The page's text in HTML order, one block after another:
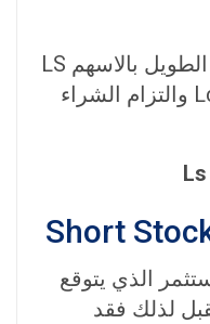
أي أن استراتيجية الاحتفاظ الطويل بالاسهم LS
تدمج بين خيار حق الشراء Lc والتزام الشراء
الذي يتوقع
لذلك فقد